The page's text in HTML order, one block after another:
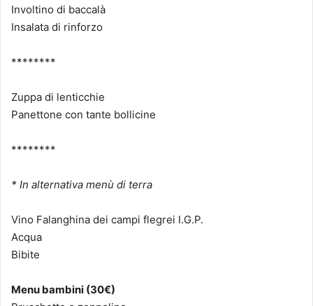
Involtino di baccalà
Insalata di rinforzo
********
Zuppa di lenticchie
Panettone con tante bollicine
********
* In alternativa menù di terra
Vino Falanghina dei campi flegrei I.G.P.
Acqua
Bibite
Menu bambini (30€)